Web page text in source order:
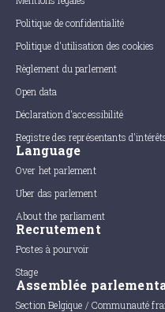
Politique de confidentialité
Politique d'utilisation des cookies
Règlement du parlement
Open data
Déclaration d'accessibilité
Registre des représentants
Language
Over het parlement
Uber das parlement
About the parliament
Recrutement
Postes à pourvoir
Stage
Assemblée
Section Belgique / Communauté